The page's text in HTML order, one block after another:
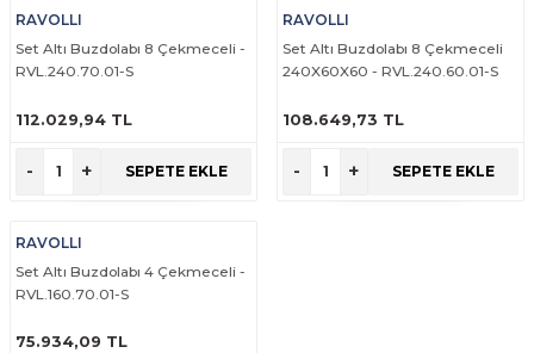
RAVOLLI
Set Altı Buzdolabı 8 Çekmeceli -
RVL.240.70.01-S
112.029,94 TL
- + SEPETE EKLE
RAVOLLI
Set Altı Buzdolabı 8 Çekmeceli
240X60X60 - RVL.240.60.01-S
108.649,73 TL
- + SEPETE EKLE
RAVOLLI
Set Altı Buzdolabı 4 Çekmeceli -
RVL.160.70.01-S
75.934,09 TL